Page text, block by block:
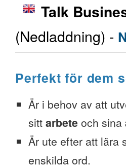
Talk
(Nedladdning) -
Perfekt för dem
Är i behov av att
sitt arbete och sina
Är ute efter att lära
enskilda ord.